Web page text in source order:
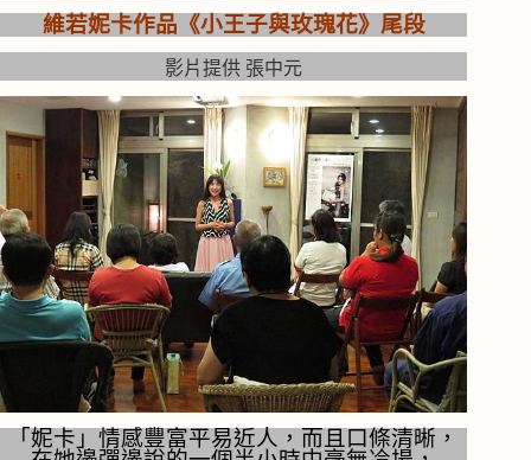
維若妮卡作品《小王子與玫瑰花》尾段
影片提供 張中元
「妮卡」情感豐富平易近人，而且口條清晰，